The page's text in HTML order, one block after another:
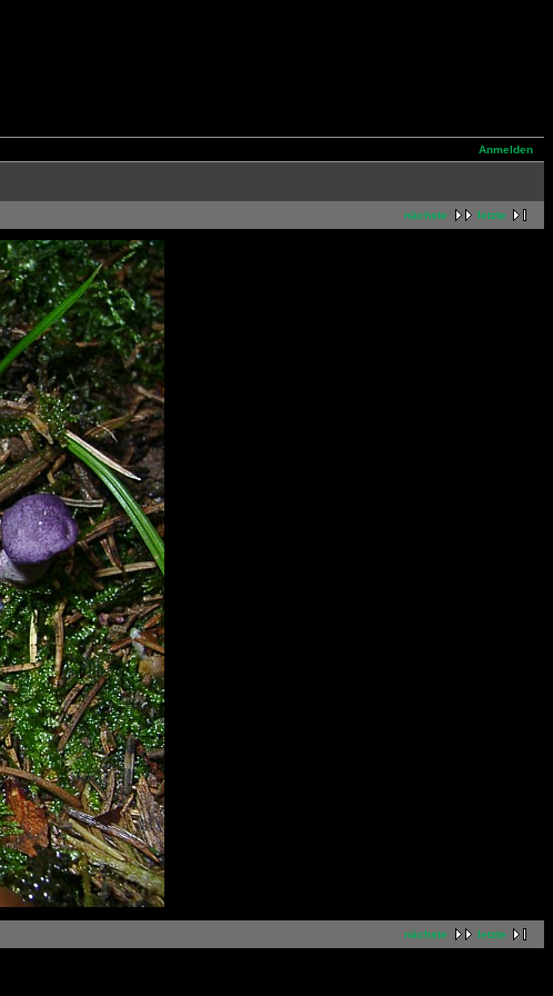
Anmelden
nächste letzte
nächste letzte